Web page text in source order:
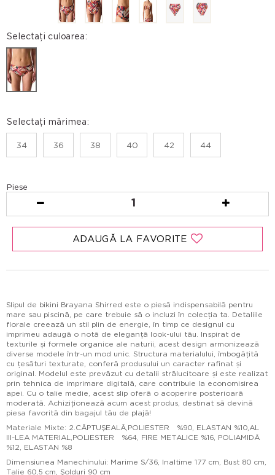
Selectați culoarea:
Selectați mărimea:
34 36 38 40 42 44
Piese
1
ADAUGĂ LA FAVORITE
Slipul de bikini Brayana Shirred este o piesă indispensabilă pentru
mare sau piscină, pe care trebuie să o incluzi în colecția ta. Detaliile
florale creează un stil plin de energie, în timp ce designul cu
imprimeu adaugă o notă de eleganță look-ului tău. Inspirat de
texturile și formele organice ale naturii, acest design armonizează
diverse modele într-un mod unic. Structura materialului, îmbogățită
cu țesături texturate, conferă produsului un caracter rafinat și
original. Modelul este prevăzut cu detalii strălucitoare și este realizat
prin tehnica de imprimare digitală, care contribuie la economisirea
apei. Cu o talie medie, acest slip oferă o acoperire posterioară
moderată. Achiziționează acum acest produs, destinat să devină
piesa favorită din bagajul tău de plajă!
Materiale Mixte: 2.CĂPTUŞEALĂ,POLIESTER %90, ELASTAN %10,AL
III-LEA MATERIAL,POLIESTER %64, FIRE METALICE %16, POLIAMIDĂ
%12, ELASTAN %8
Dimensiunea Manechinului: Marime S/36, Inaltime 177 cm, Bust 80 cm,
Talie 60,5 cm, Şolduri 90 cm